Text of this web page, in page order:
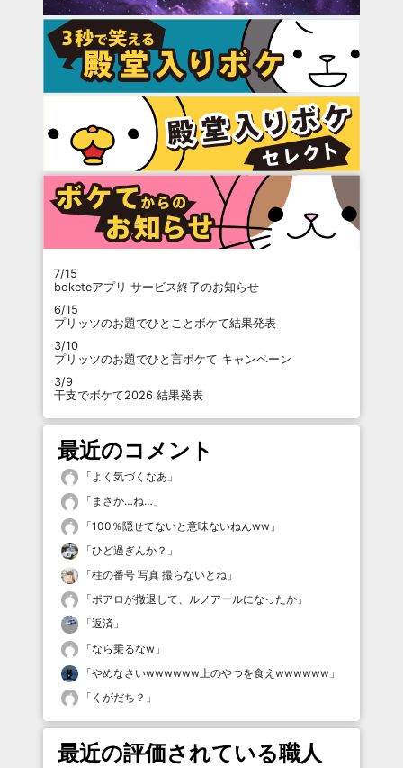
7/15
boketeアプリ サービス終了のお知らせ
6/15
プリッツのお題でひとことボケて結果発表
3/10
プリッツのお題でひと言ボケて キャンペーン
3/9
干支でボケて2026 結果発表
最近のコメント
「よく気づくなあ 」
「 まさか…ね… 」
「100％隠せてないと意味ないねんww 」
「ひど過ぎんか？ 」
「柱の番号 写真 撮らないとね 」
「ポアロが撤退して、ルノアールになったか 」
「返済 」
「なら乗るなw 」
「やめなさいwwwwww上のやつを食えwwwwww 」
「 くがだち？ 」
最近の評価されている職人